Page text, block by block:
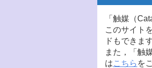
「触媒（
このサイト
ドもできま
また，「触
はこちら を